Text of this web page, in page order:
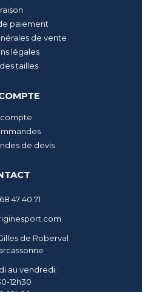
paiement
de vente
légales
tailles
de devis
47 40 71
de Roberval
au vendredi :
12h30